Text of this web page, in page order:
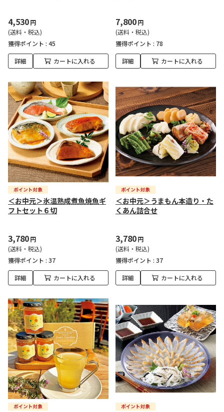
4,530円
(送料・税込)
獲得ポイント : 45
詳細 カートに入れる
7,800円
(送料・税込)
獲得ポイント : 78
詳細 カートに入れる
＜お中元＞氷温熟成煮魚焼魚ギ
フトセット６切
3,780円
(送料・税込)
獲得ポイント : 37
詳細 カートに入れる
＜お中元＞うまもん本造り・た
くあん詰合せ
3,780円
(送料・税込)
獲得ポイント : 37
詳細 カートに入れる